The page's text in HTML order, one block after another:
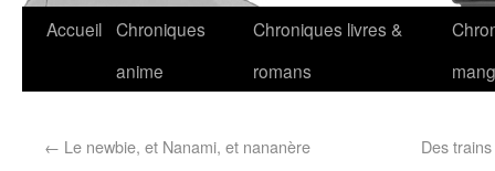
Accueil Chroniques
anime
Chroniques livres &
romans
← Le newbie, et Nanami, et nananère Des